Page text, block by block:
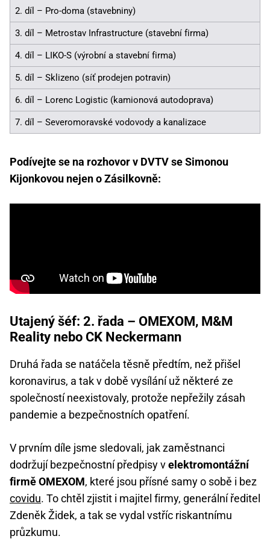
2. díl – Pro-doma (stavebniny)
3. díl – Metrostav Infrastructure (stavební firma)
4. díl – LIKO-S (výrobní a stavební firma)
5. díl – Sklizeno (síť prodejen potravin)
6. díl – Lorenc Logistic (kamionová autodoprava)
7. díl – Severomoravské vodovody a kanalizace
Podívejte se na rozhovor v DVTV se Simonou
Kijonkovou nejen o Zásilkovně:
Utajený šéf: 2. řada – OMEXOM, M&M
Reality nebo CK Neckermann
Druhá řada se natáčela těsně předtím, než přišel
koronavirus, a tak v době vysílání už některé ze
společností neexistovaly, protože nepřežily zásah
pandemie a bezpečnostních opatření.
V prvním díle jsme sledovali, jak zaměstnanci
dodržují bezpečnostní předpisy velektromontážní
firmě OMEXOM, které jsou přísné samy o sobě i bez
covidu. To chtěl zjistit i majitel firmy, generální ředitel
Zdeněk Židek, a tak se vydal vstříc riskantnímu
průzkumu.